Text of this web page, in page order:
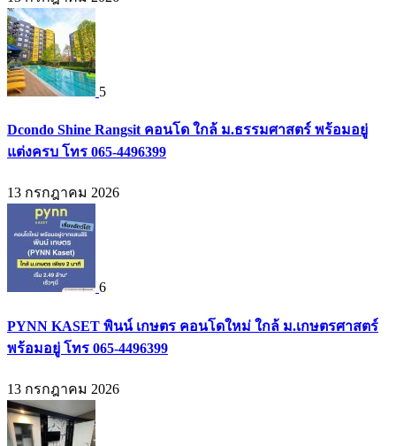
5
Dcondo Shine Rangsit คอนโด ใกล้ ม.ธรรมศาสตร์ พร้อมอยู่
แต่งครบ โทร 065-4496399
13 กรกฎาคม 2026
6
PYNN KASET พินน์ เกษตร คอนโดใหม่ ใกล้ ม.เกษตรศาสตร์
พร้อมอยู่ โทร 065-4496399
13 กรกฎาคม 2026